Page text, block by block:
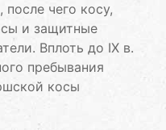
после чего косу,
и защитные
Вплоть до IX в.
пребывания
косы